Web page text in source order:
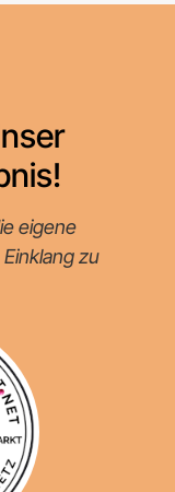
eigene
zu